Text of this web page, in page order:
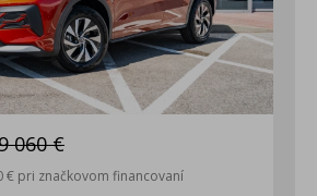
060 €
€ pri značkovom financovaní